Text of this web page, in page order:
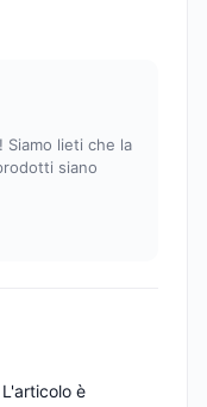
Siamo lieti che la
siano
è